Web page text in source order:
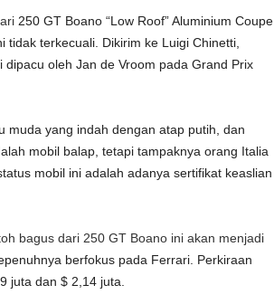
250 GT Boano “Low Roof” Aluminium Coupe
terkecuali. Dikirim ke Luigi Chinetti,
oleh Jan de Vroom pada Grand Prix
muda yang indah dengan atap putih, dan
mobil balap, tetapi tampaknya orang Italia
mobil ini adalah adanya sertifikat keaslian
bagus dari 250 GT Boano ini akan menjadi
berfokus pada Ferrari. Perkiraan
juta dan $ 2,14 juta.